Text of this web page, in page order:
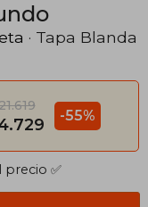
· Tapa Blanda
-55%
✅